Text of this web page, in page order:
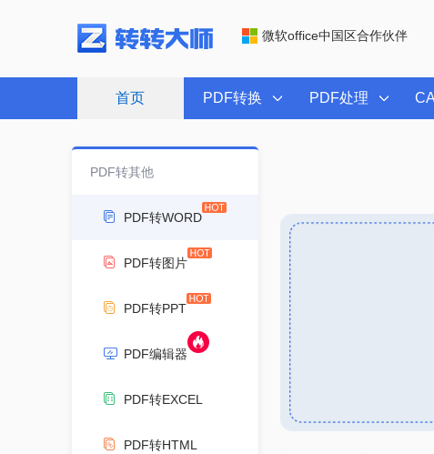
微软office中国区合作伙伴
首页 PDF转换 PDF处理
PDF转其他
PDF转WORD
PDF转图片
PDF转PPT
PDF编辑器
PDF转EXCEL
PDF转HTML